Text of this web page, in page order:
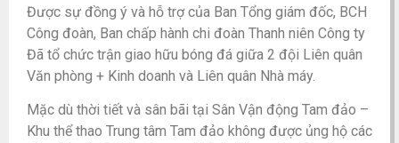
Được sự đồng ý và hỗ trợ của Ban Tổng giám đốc, BCH
Công đoàn, Ban chấp hành chi đoàn Thanh niên Công ty
Đã tổ chức trận giao hữu bóng đá giữa 2 đội Liên quân
Văn phòng + Kinh doanh và Liên quân Nhà máy.
Mặc dù thời tiết và sân bãi tại Sân Vận động Tam đảo –
Khu thể thao Trung tâm Tam đảo không được ủng hộ các